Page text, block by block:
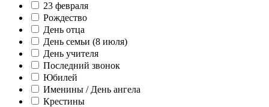
23 февраля
Рождество
День отца
День семьи (8 июля)
День учителя
Последний звонок
Юбилей
Именины / День ангела
Крестины